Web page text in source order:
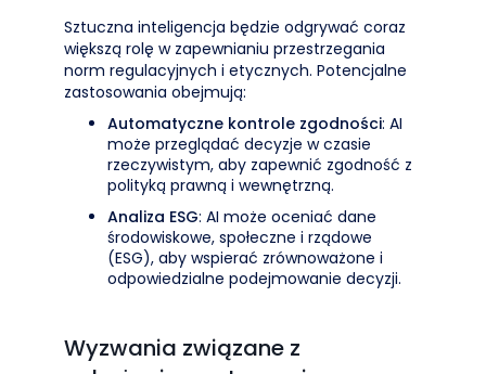
Sztuczna inteligencja będzie odgrywać coraz
większą rolę w zapewnianiu przestrzegania
norm regulacyjnych i etycznych. Potencjalne
zastosowania obejmują:
Automatyczne kontrole zgodności: AI
może przeglądać decyzje w czasie
rzeczywistym, aby zapewnić zgodność z
polityką prawną i wewnętrzną.
Analiza ESG: AI może oceniać dane
środowiskowe, społeczne i rządowe
(ESG), aby wspierać zrównoważone i
odpowiedzialne podejmowanie decyzji.
Wyzwania związane z